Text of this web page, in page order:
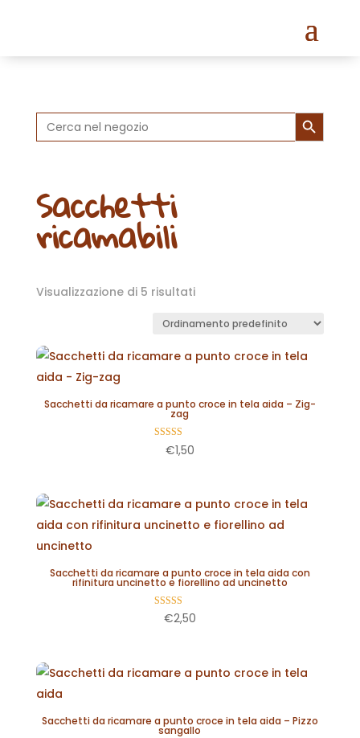
Search
for:
Search Button
Sacchetti
ricamabili
Visualizzazione di 5 risultati
Sacchetti da ricamare a punto croce in tela aida – Zig-
zag
Valutato
5.00
€1,50
Sacchetti da ricamare a punto croce in tela aida con
rifinitura uncinetto e fiorellino ad uncinetto
Valutato
5.00
€2,50
Sacchetti da ricamare a punto croce in tela aida – Pizzo
sangallo